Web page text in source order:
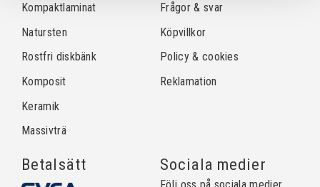
Kompaktlaminat
Natursten
Rostfri diskbänk
Komposit
Keramik
Massivträ
Frågor & svar
Köpvillkor
Policy & cookies
Reklamation
Betalsätt Sociala medier